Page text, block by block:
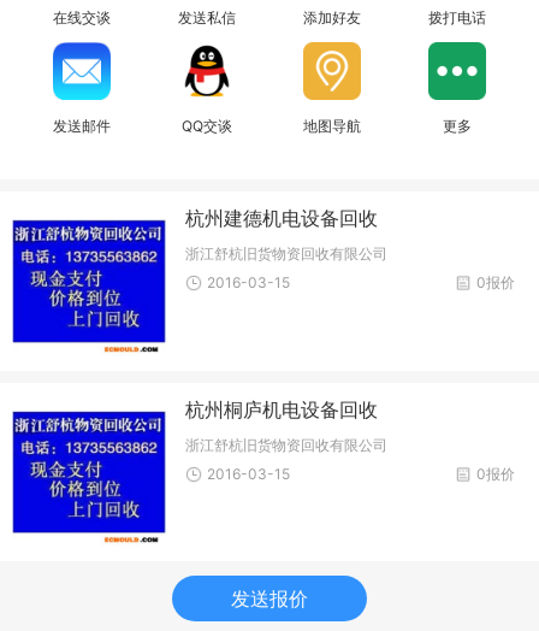
在线交谈 发送私信 添加好友 拨打电话
发送邮件 QQ交谈 地图导航 更多
杭州建德机电设备回收
浙江舒杭旧货物资回收有限公司
0报价
2016-03-15
杭州桐庐机电设备回收
浙江舒杭旧货物资回收有限公司
0报价
2016-03-15
发送报价